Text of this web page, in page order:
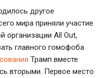
другое
мира приняли участие
организации All Out,
главного гомофоба
Трамп вместе
вторыми. Первое место